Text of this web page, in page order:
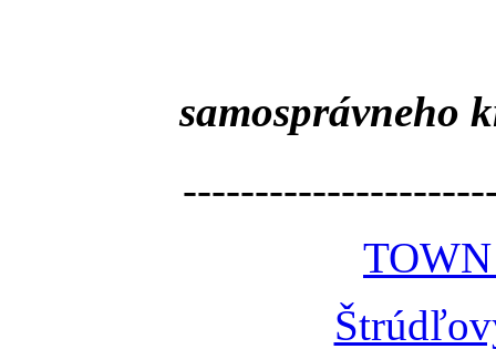
samosprávneho